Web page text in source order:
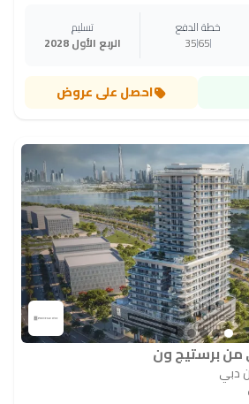
خطة الدفع
65
35
تسليم
الربع الأول 2028
احصل على عروض
برستيج ون
دبي